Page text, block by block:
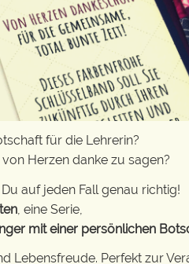
für die Lehrerin?
Herzen danke zu sagen?
auf jeden Fall genau richtig!
, eine Serie,
mit einer persönlichen
Lebensfreude. Perfekt zur